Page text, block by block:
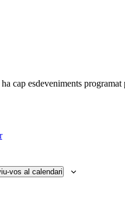
cap esdeveniments
vos al calendari